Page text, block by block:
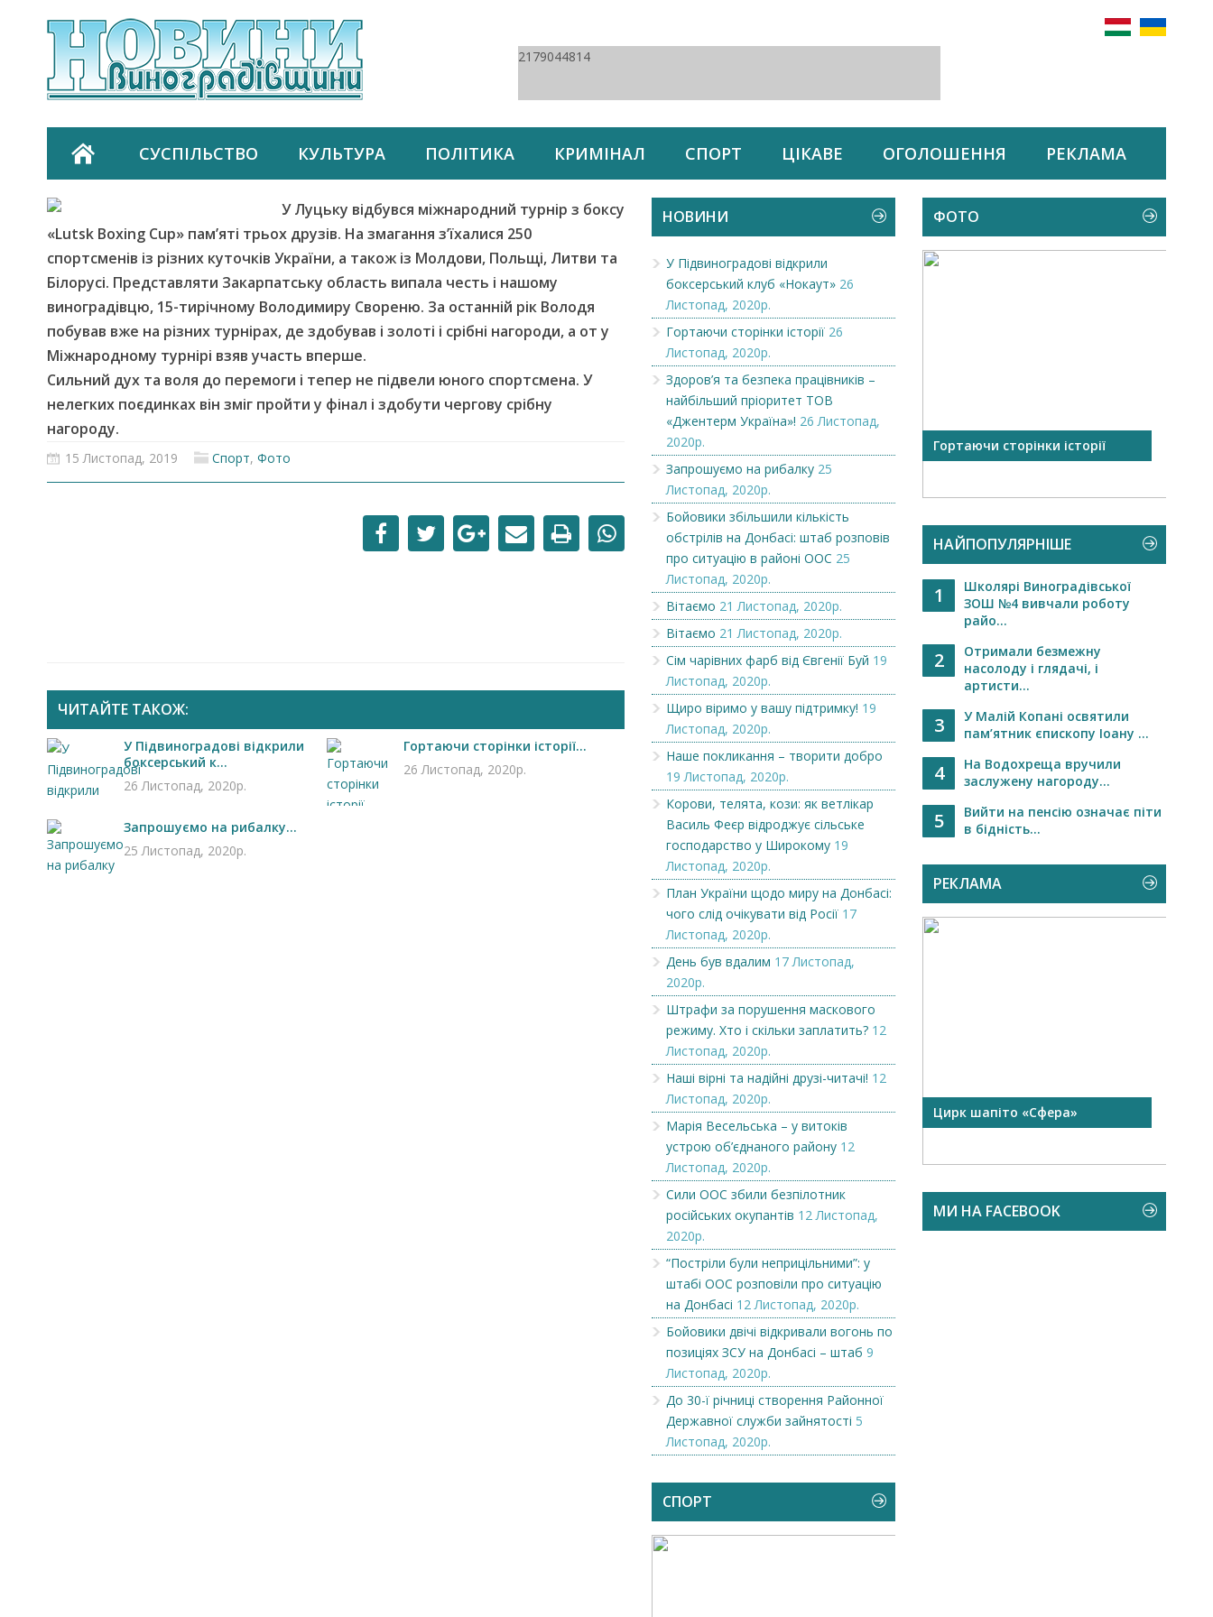
2179044814
СУСПІЛЬСТВО КУЛЬТУРА ПОЛІТИКА КРИМІНАЛ СПОРТ ЦІКАВЕ ОГОЛОШЕННЯ РЕКЛАМА
У Луцьку відбувся міжнародний турнір з боксу
«Lutsk Boxing Cup» пам’яті трьох друзів. На змагання з’їхалися 250
спортсменів із різних куточків України, а також із Молдови, Польщі, Литви та
Білорусі. Представляти Закарпатську область випала честь і нашому
виноградівцю, 15-тирічному Володимиру Свореню. За останній рік Володя
побував вже на різних турнірах, де здобував і золоті і срібні нагороди, а от у
Міжнародному турнірі взяв участь вперше.
Сильний дух та воля до перемоги і тепер не підвели юного спортсмена. У
нелегких поєдинках він зміг пройти у фінал і здобути чергову срібну
нагороду.
15 Листопад, 2019 Спорт, Фото
ЧИТАЙТЕ ТАКОЖ:
У Підвиноградові відкрили
боксерський к...
26 Листопад, 2020р.
Гортаючи сторінки історії...
26 Листопад, 2020р.
Запрошуємо на рибалку...
25 Листопад, 2020р.
НОВИНИ
У Підвиноградові відкрили
боксерський клуб «Нокаут» 26
Листопад, 2020р.
Гортаючи сторінки історії 26
Листопад, 2020р.
Здоров’я та безпека працівників –
найбільший пріоритет ТОВ
«Джентерм Україна»! 26 Листопад,
2020р.
Запрошуємо на рибалку 25
Листопад, 2020р.
Бойовики збільшили кількість
обстрілів на Донбасі: штаб розповів
про ситуацію в районі ООС 25
Листопад, 2020р.
Вітаємо 21 Листопад, 2020р.
Вітаємо 21 Листопад, 2020р.
Сім чарівних фарб від Євгенії Буй 19
Листопад, 2020р.
Щиро віримо у вашу підтримку! 19
Листопад, 2020р.
Наше покликання – творити добро
19 Листопад, 2020р.
Корови, телята, кози: як ветлікар
Василь Феєр відроджує сільське
господарство у Широкому 19
Листопад, 2020р.
План України щодо миру на Донбасі:
чого слід очікувати від Росії 17
Листопад, 2020р.
День був вдалим 17 Листопад,
2020р.
Штрафи за порушення маскового
режиму. Хто і скільки заплатить? 12
Листопад, 2020р.
Наші вірні та надійні друзі-читачі! 12
Листопад, 2020р.
Марія Весельська – у витоків
устрою об’єднаного району 12
Листопад, 2020р.
Сили ООС збили безпілотник
російських окупантів 12 Листопад,
2020р.
“Постріли були неприцільними”: у
штабі ООС розповіли про ситуацію
на Донбасі 12 Листопад, 2020р.
Бойовики двічі відкривали вогонь по
позиціях ЗСУ на Донбасі – штаб 9
Листопад, 2020р.
До 30-ї річниці створення Районної
Державної служби зайнятості 5
Листопад, 2020р.
СПОРТ
ФОТО
У Підвиноградові відкрили
боксерський клуб «Нокаут»...
Гортаючи сторінки історії
НАЙПОПУЛЯРНІШЕ
1
Школярі Виноградівської
ЗОШ №4 вивчали роботу
райо...
2
Отримали безмежну
насолоду і глядачі, і
артисти...
3
У Малій Копані освятили
пам’ятник єпископу Іоану ...
4
На Водохреща вручили
заслужену нагороду...
5
Вийти на пенсію означає піти
в бідність...
РЕКЛАМА
Викупимо бруньки чорної
смородини...
Цирк шапіто «Сфера»
МИ НА FACEBOOK